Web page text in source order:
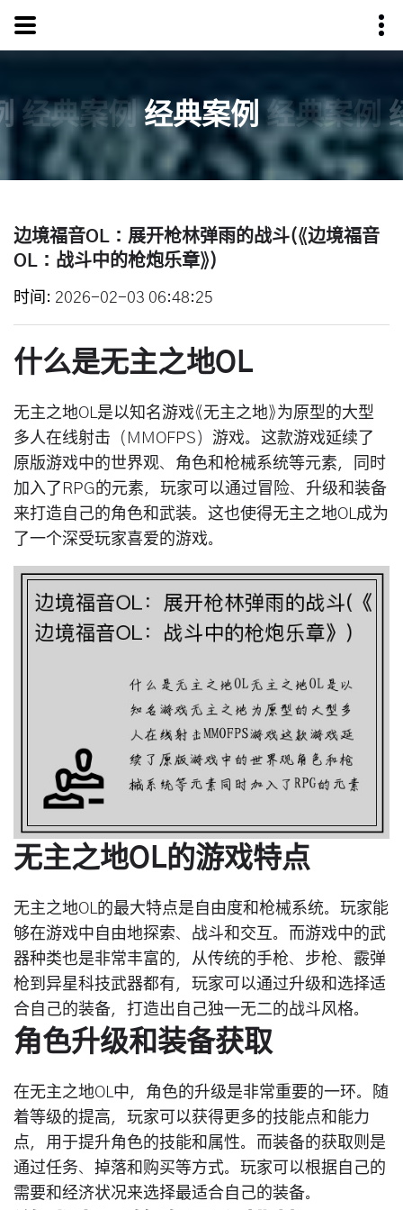
经典案例 经典案例 经典案例
边境福音OL：展开枪林弹雨的战斗(《边境福音
OL：战斗中的枪炮乐章》)
时间 2026-02-03 06:48:25
什么是无主之地OL
无主之地OL是以知名游戏《无主之地》为原型的大型
多人在线射击（MMOFPS）游戏。这款游戏延续了
原版游戏中的世界观、角色和枪械系统等元素，同时
加入了RPG的元素，玩家可以通过冒险、升级和装备
来打造自己的角色和武装。这也使得无主之地OL成为
了一个深受玩家喜爱的游戏。
无主之地OL的游戏特点
无主之地OL的最大特点是自由度和枪械系统。玩家能
够在游戏中自由地探索、战斗和交互。而游戏中的武
器种类也是非常丰富的，从传统的手枪、步枪、霰弹
枪到异星科技武器都有，玩家可以通过升级和选择适
合自己的装备，打造出自己独一无二的战斗风格。
角色升级和装备获取
在无主之地OL中，角色的升级是非常重要的一环。随
着等级的提高，玩家可以获得更多的技能点和能力
点，用于提升角色的技能和属性。而装备的获取则是
通过任务、掉落和购买等方式。玩家可以根据自己的
需要和经济状况来选择最适合自己的装备。